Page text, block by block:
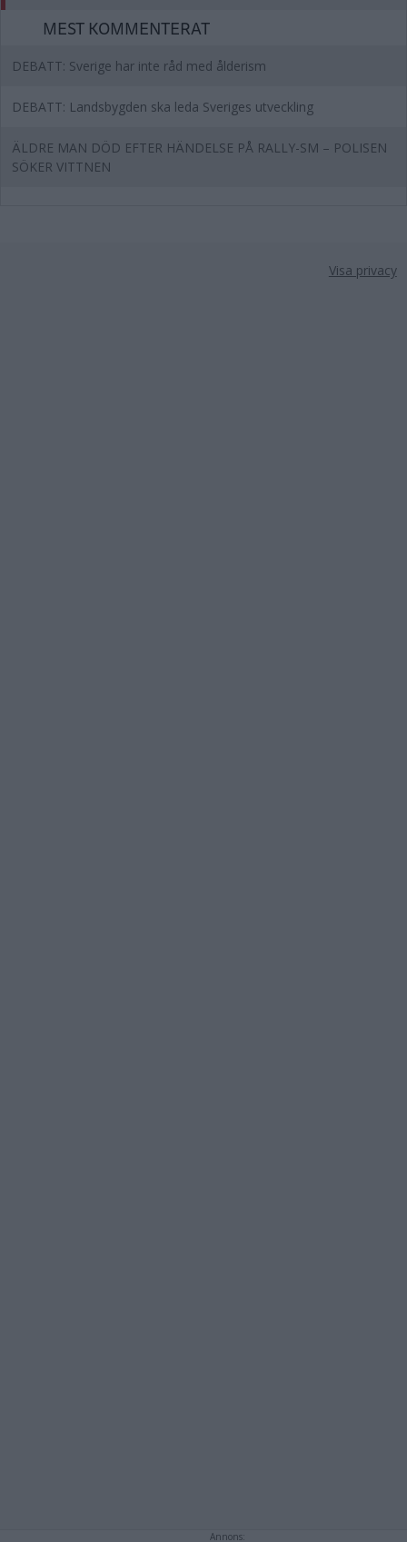
MEST KOMMENTERAT
DEBATT: Sverige har inte råd med ålderism
DEBATT: Landsbygden ska leda Sveriges utveckling
ÄLDRE MAN DÖD EFTER HÄNDELSE PÅ RALLY-SM – POLISEN
SÖKER VITTNEN
Visa privacy
Annons: